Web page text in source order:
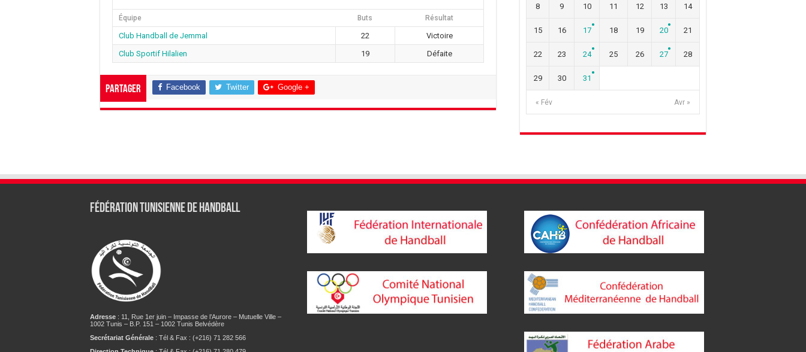
Équipe Buts Résultat
Club Handball de Jemmal 22
Victoire
Club Sportif Hilalien
19 Défaite
Partager Facebook Twitter Google +
« Fév Avr »
8 9 10 11 12 13 14
15 16 17 18 19 20 21
22 23 24 25 26 27 28
29 30 31
Fédération tunisienne de Handball
Adresse: 11, Rue 1er juin – Impasse de l’Aurore – Mutuelle Ville –
1002 Tunis – B.P. 151 – 1002 Tunis Belvédère
Secrétariat Générale: Tél & Fax : (+216) 71 282 566